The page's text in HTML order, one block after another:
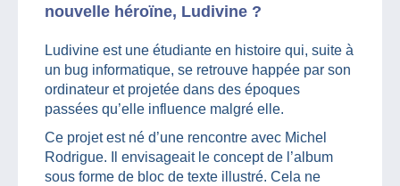
nouvelle héroïne, Ludivine ?
Ludivine est une étudiante en histoire qui, suite à
un bug informatique, se retrouve happée par son
ordinateur et projetée dans des époques
passées qu’elle influence malgré elle.
Ce projet est né d’une rencontre avec Michel
Rodrigue. Il envisageait le concept de l’album
sous forme de bloc de texte illustré. Cela ne